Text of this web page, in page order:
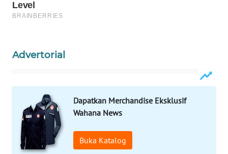
Advertorial
Dapatkan Merchandise Eksklusif
Wahana News
Buka Katalog
TANI
WAHANA
KONSUMEN
WAHANA